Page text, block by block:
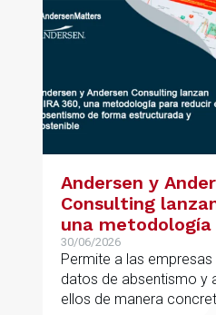
Andersen y
Consulting
una metodología
reducir el
forma
sostenible
30/06/2026
Permite a las
datos de absentismo y
ellos de manera